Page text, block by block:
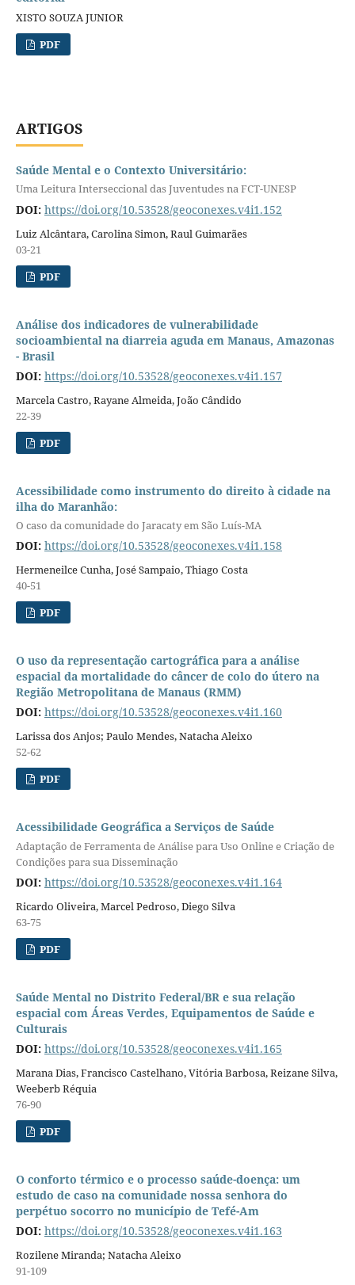
XISTO SOUZA JUNIOR
PDF
ARTIGOS
Saúde Mental e o Contexto Universitário:
Uma Leitura Interseccional das Juventudes na FCT-UNESP
DOI: https://doi.org/10.53528/geoconexes.v4i1.152
Luiz Alcântara, Carolina Simon, Raul Guimarães
03-21
PDF
Análise dos indicadores de vulnerabilidade
socioambiental na diarreia aguda em Manaus, Amazonas
- Brasil
DOI: https://doi.org/10.53528/geoconexes.v4i1.157
Marcela Castro, Rayane Almeida, João Cândido
22-39
PDF
Acessibilidade como instrumento do direito à cidade na
ilha do Maranhão:
O caso da comunidade do Jaracaty em São Luís-MA
DOI: https://doi.org/10.53528/geoconexes.v4i1.158
Hermeneilce Cunha, José Sampaio, Thiago Costa
40-51
PDF
O uso da representação cartográfica para a análise
espacial da mortalidade do câncer de colo do útero na
Região Metropolitana de Manaus (RMM)
DOI: https://doi.org/10.53528/geoconexes.v4i1.160
Larissa dos Anjos; Paulo Mendes, Natacha Aleixo
52-62
PDF
Acessibilidade Geográfica a Serviços de Saúde
Adaptação de Ferramenta de Análise para Uso Online e Criação de
Condições para sua Disseminação
DOI: https://doi.org/10.53528/geoconexes.v4i1.164
Ricardo Oliveira, Marcel Pedroso, Diego Silva
63-75
PDF
Saúde Mental no Distrito Federal/BR e sua relação
espacial com Áreas Verdes, Equipamentos de Saúde e
Culturais
DOI: https://doi.org/10.53528/geoconexes.v4i1.165
Marana Dias, Francisco Castelhano, Vitória Barbosa, Reizane Silva,
Weeberb Réquia
76-90
PDF
O conforto térmico e o processo saúde-doença: um
estudo de caso na comunidade nossa senhora do
perpétuo socorro no município de Tefé-Am
DOI: https://doi.org/10.53528/geoconexes.v4i1.163
Rozilene Miranda; Natacha Aleixo
91-109